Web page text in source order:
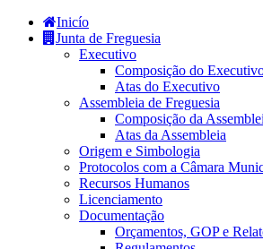
Inicío
Junta de Freguesia
Executivo
Composição do
Atas do Executivo
Assembleia de Freguesia
Composição da
Atas da Assembleia
Origem e Simbologia
Protocolos com a Câmara
Recursos Humanos
Licenciamento
Documentação
Orçamentos, GOP e